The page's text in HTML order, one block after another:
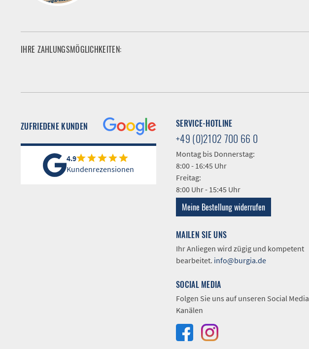
IHRE ZAHLUNGSMÖGLICHKEITEN:
ZUFRIEDENE KUNDEN
4.9
Kundenrezensionen
SERVICE-HOTLINE
+49 (0)2102 700 66 0
Montag bis Donnerstag:
8:00 - 16:45 Uhr
Freitag:
8:00 Uhr - 15:45 Uhr
Meine Bestellung widerrufen
MAILEN SIE UNS
Ihr Anliegen wird zügig und kompetent
bearbeitet. info@burgia.de
SOCIAL MEDIA
Folgen Sie uns auf unseren Social Media
Kanälen